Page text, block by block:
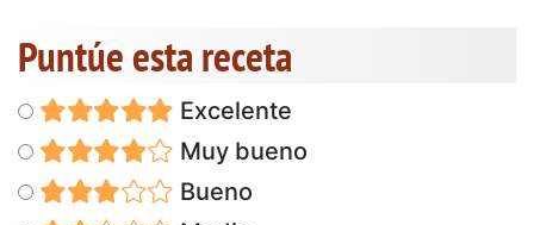
Puntúe esta receta
Excelente
Muy bueno
Bueno